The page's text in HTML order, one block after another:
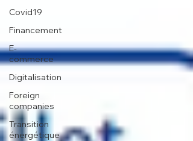
Covid19
Financement
E-
commerce
Digitalisation
Foreign
companies
Transition
énergétique